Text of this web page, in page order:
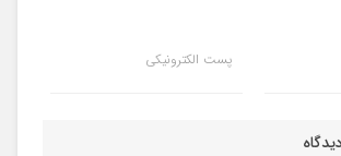
پست الکترونیکی